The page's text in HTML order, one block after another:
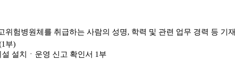
험병원체를 취급하는 사람의 성명, 학력 및 관련 업무 경력 등 기재
부)
설치ㆍ운영 신고 확인서 1부